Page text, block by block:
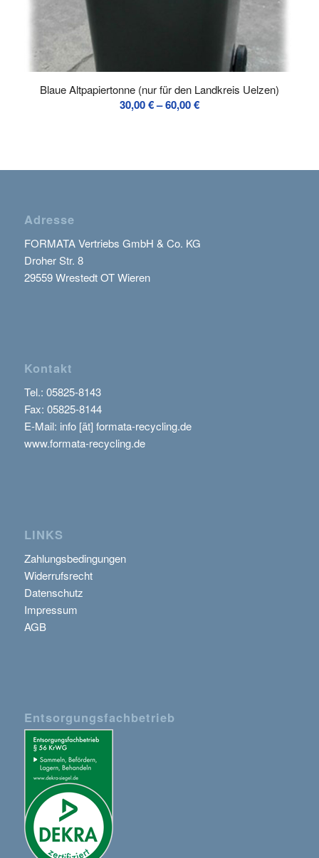
Blaue Altpapiertonne (nur für den Landkreis Uelzen)
30,00€–60,00€Preisspanne:
Adresse
FORMATA Vertriebs GmbH & Co. KG
Droher Str. 8
29559 Wrestedt OT Wieren
Kontakt
Tel.: 05825-8143
Fax: 05825-8144
E-Mail: info [ät] formata-recycling.de
www.formata-recycling.de
LINKS
Zahlungsbedingungen
Widerrufsrecht
Datenschutz
Impressum
AGB
Entsorgungsfachbetrieb